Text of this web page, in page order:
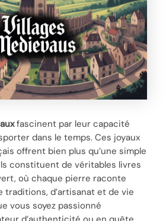
fascinent par leur capacité
dans le temps. Ces joyaux
offrent bien plus qu’une simple
constituent de véritables livres
où chaque pierre raconte
traditions, d’artisanat et de vie
vous soyez passionné